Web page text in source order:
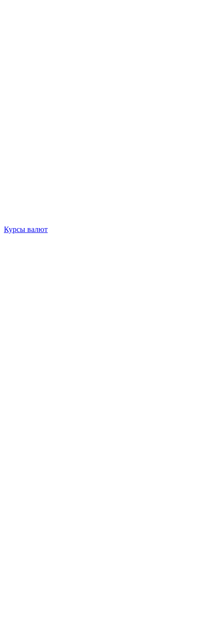
Курсы валют